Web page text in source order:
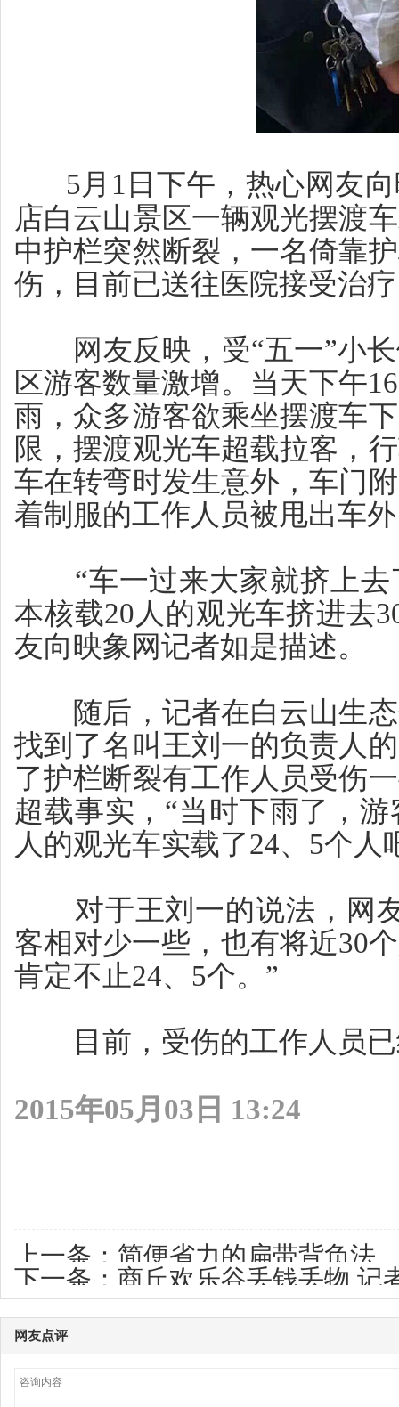
5月1日下午，热心网友向
店白云山景区一辆观光摆渡
中护栏突然断裂，一名倚靠
伤，目前已送往医院接受治
网友反映，受“五一”小长
区游客数量激增。当天下午
雨，众多游客欲乘坐摆渡车
限，摆渡观光车超载拉客，
车在转弯时发生意外，车门
着制服的工作人员被甩出车
“车一过来大家就挤上去
本核载20人的观光车挤进去
友向映象网记者如是描述。
随后，记者在白云山生态
找到了名叫王刘一的负责人
了护栏断裂有工作人员受伤
超载事实，“当时下雨了，
人的观光车实载了24、5个人
对于王刘一的说法，网友
客相对少一些，也有将近30
肯定不止24、5个。”
目前，受伤的工作人员已
2015年05月03日 13:24
上一条： 简便省力的扁带背负法
下一条： 商丘欢乐谷丢钱丢物 记